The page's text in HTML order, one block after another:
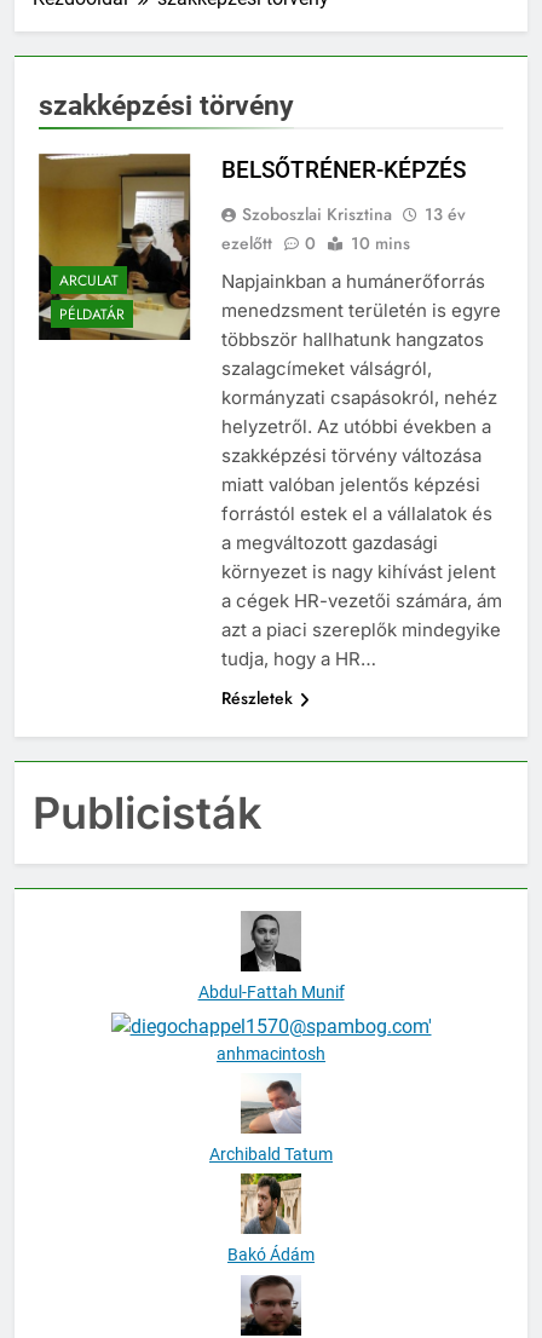
szakképzési törvény
ARCULAT
PÉLDATÁR
BELSŐTRÉNER-KÉPZÉS
Szoboszlai Krisztina
13 év
ezelőtt
0 10 mins
Napjainkban a humánerőforrás
menedzsment területén is egyre
többször hallhatunk hangzatos
szalagcímeket válságról,
kormányzati csapásokról, nehéz
helyzetről. Az utóbbi években a
szakképzési törvény változása
miatt valóban jelentős képzési
forrástól estek el a vállalatok és
a megváltozott gazdasági
környezet is nagy kihívást jelent
a cégek HR-vezetői számára, ám
azt a piaci szereplők mindegyike
tudja, hogy a HR…
Részletek
Publicisták
Abdul-Fattah Munif
anhmacintosh
Archibald Tatum
Bakó Ádám